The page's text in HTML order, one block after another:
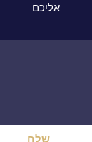
אליכם
שלח